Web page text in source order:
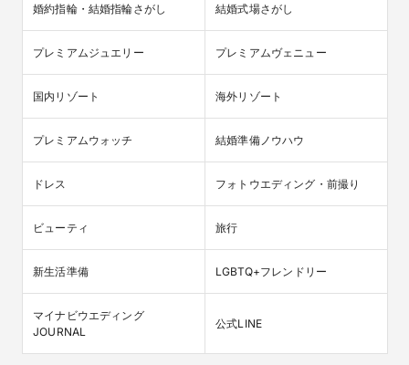
婚約指輪・結婚指輪さがし 結婚式場さがし
プレミアムジュエリー プレミアムヴェニュー
国内リゾート 海外リゾート
プレミアムウォッチ 結婚準備ノウハウ
ドレス フォトウエディング・前撮り
ビューティ 旅行
新生活準備 LGBTQ+フレンドリー
マイナビウエディング
JOURNAL
公式LINE